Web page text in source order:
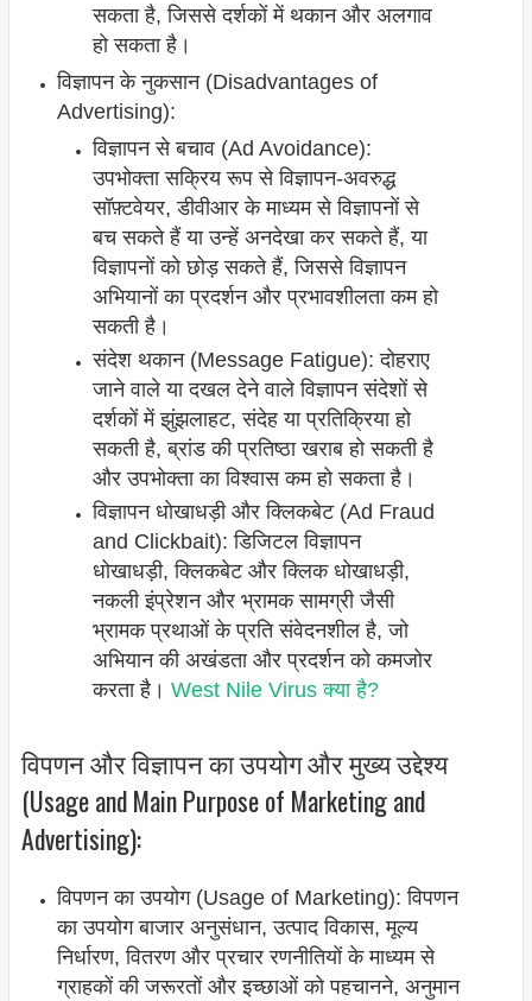
सकता है, जिससे दर्शकों में थकान और अलगाव
हो सकता है।
विज्ञापन के नुकसान (Disadvantages of
Advertising):
विज्ञापन से बचाव (Ad Avoidance):
उपभोक्ता सक्रिय रूप से विज्ञापन-अवरुद्ध
सॉफ़्टवेयर, डीवीआर के माध्यम से विज्ञापनों से
बच सकते हैं या उन्हें अनदेखा कर सकते हैं, या
विज्ञापनों को छोड़ सकते हैं, जिससे विज्ञापन
अभियानों का प्रदर्शन और प्रभावशीलता कम हो
सकती है।
संदेश थकान (Message Fatigue): दोहराए
जाने वाले या दखल देने वाले विज्ञापन संदेशों से
दर्शकों में झुंझलाहट, संदेह या प्रतिक्रिया हो
सकती है, ब्रांड की प्रतिष्ठा खराब हो सकती है
और उपभोक्ता का विश्वास कम हो सकता है।
विज्ञापन धोखाधड़ी और क्लिकबेट (Ad Fraud
and Clickbait): डिजिटल विज्ञापन
धोखाधड़ी, क्लिकबेट और क्लिक धोखाधड़ी,
नकली इंप्रेशन और भ्रामक सामग्री जैसी
भ्रामक प्रथाओं के प्रति संवेदनशील है, जो
अभियान की अखंडता और प्रदर्शन को कमजोर
करता है। West Nile Virus क्या है?
विपणन और विज्ञापन का उपयोग और मुख्य उद्देश्य
(Usage and Main Purpose of Marketing and
Advertising):
विपणन का उपयोग (Usage of Marketing): विपणन
का उपयोग बाजार अनुसंधान, उत्पाद विकास, मूल्य
निर्धारण, वितरण और प्रचार रणनीतियों के माध्यम से
ग्राहकों की जरूरतों और इच्छाओं को पहचानने, अनुमान